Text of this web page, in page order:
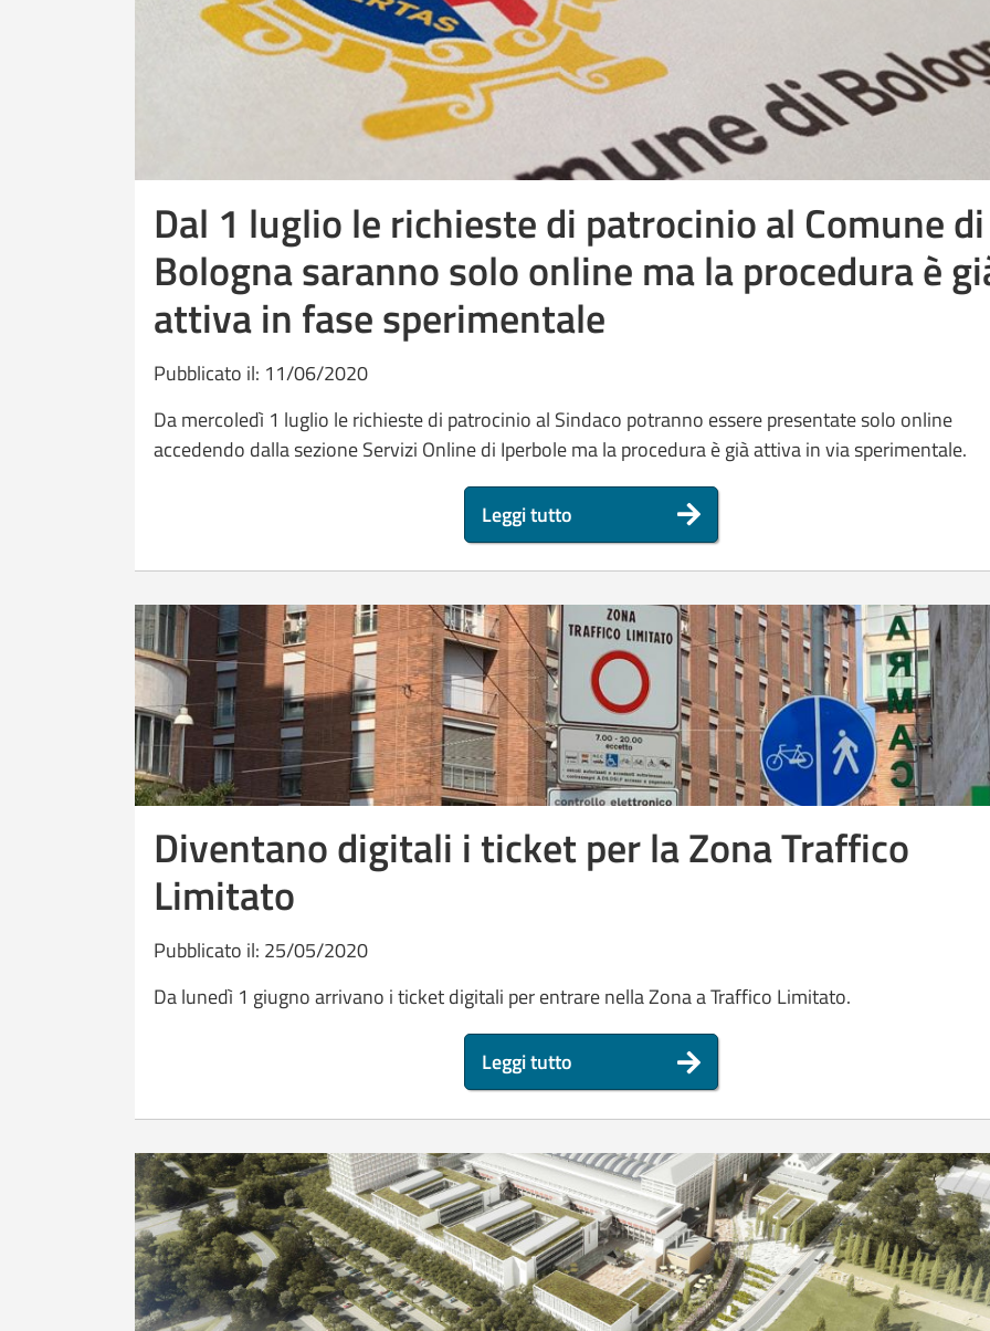
Dal 1 luglio le richieste di patrocinio al Comune di
Bologna saranno solo online ma la procedura è
attiva in fase sperimentale
Pubblicato il: 11/06/2020
Da mercoledì 1 luglio le richieste di patrocinio al Sindaco potranno essere presentate solo online
accedendo dalla sezione Servizi Online di Iperbole ma la procedura è già attiva in via sperimentale.
Leggi tutto
Diventano digitali i ticket per la Zona Traffico
Limitato
Pubblicato il: 25/05/2020
Da lunedì 1 giugno arrivano i ticket digitali per entrare nella Zona a Traffico Limitato.
Leggi tutto